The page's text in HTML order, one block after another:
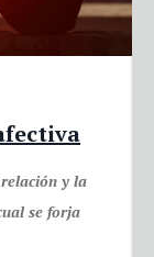
y la
se forja